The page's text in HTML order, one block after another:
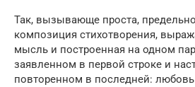
Так, вызывающе проста,
композиция стихотворения,
мысль и построенная на одном
заявленном в первой строке и
повторенном в последней: